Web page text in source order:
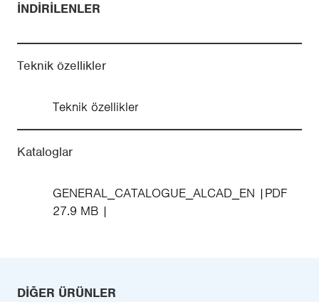
İNDIRILENLER
Teknik özellikler
Teknik özellikler
Kataloglar
GENERAL_CATALOGUE_ALCAD_EN
PDF
27.9 MB
DIĞER ÜRÜNLER